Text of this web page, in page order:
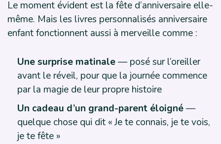
Le moment évident est la fête d’anniversaire elle-
même. Mais les livres personnalisés anniversaire
enfant fonctionnent aussi à merveille comme :
Une surprise matinale— posé sur l’oreiller
avant le réveil, pour que la journée commence
par la magie de leur propre histoire
Un cadeau d’un grand-parent éloigné—
quelque chose qui dit « Je te connais, je te vois,
je te fête »